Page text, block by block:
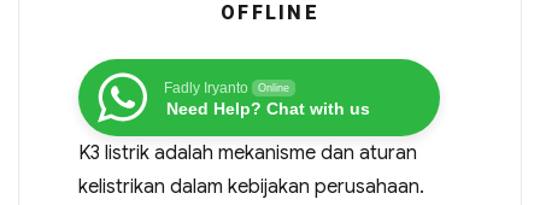
OFFLINE
Fadly Iryanto Online
Need Help? Chat with us
K3 listrik adalah mekanisme dan aturan
kelistrikan dalam kebijakan perusahaan.